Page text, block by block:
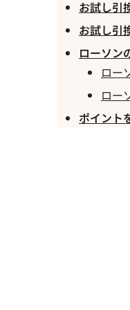
お試し引
お試し引
ローソン
ロー
ロー
ポイント